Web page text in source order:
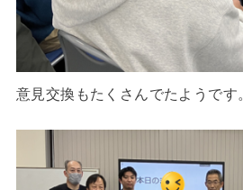
意見交換もたくさんでたようです。